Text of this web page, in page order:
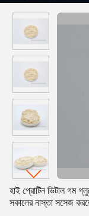
হাই প্রোটিন ভিটাল গম
সকালের নাস্তা সসেজ